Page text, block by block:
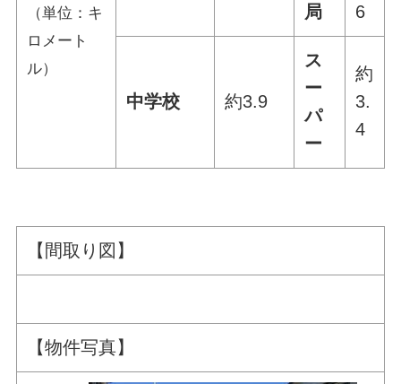
（単位：キ
ロメート
ル）
局
6
中学校 約3.9
ス
ー
パ
ー
約
3.
4
【間取り図】
【物件写真】